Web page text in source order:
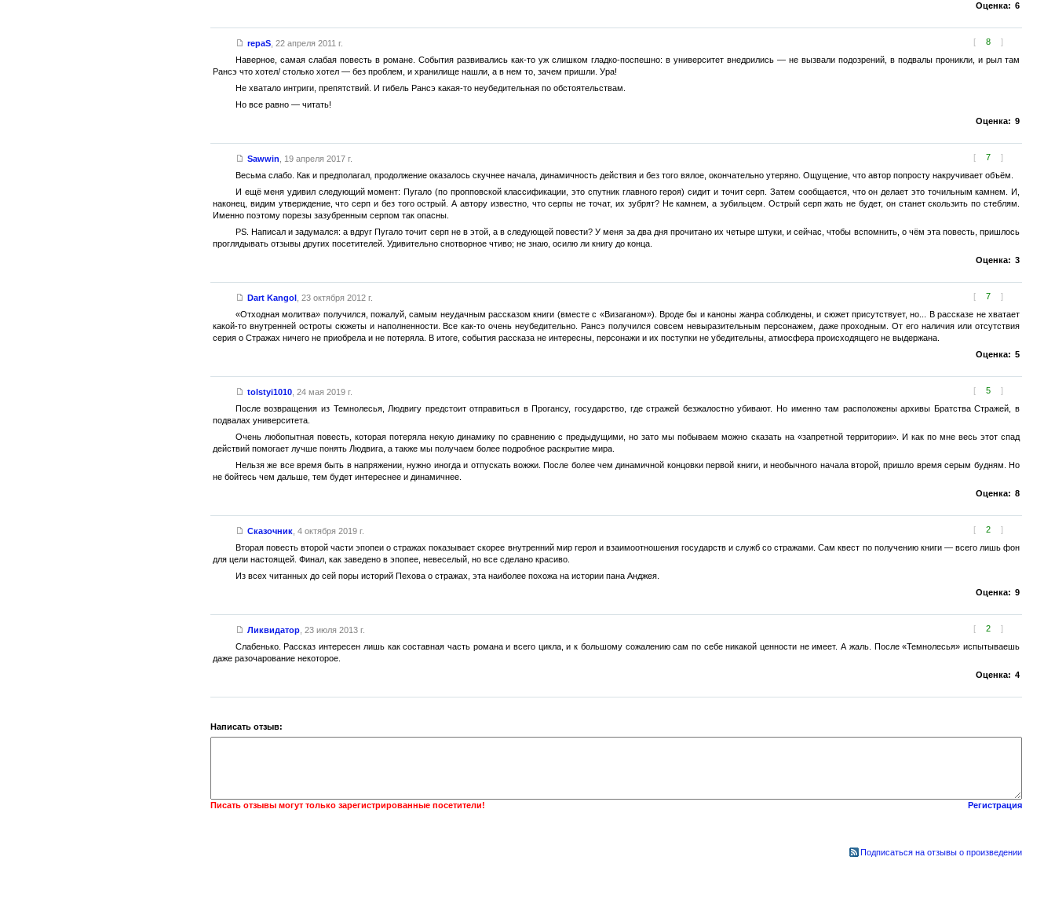
Оценка: 6
[ 8 ]
repaS, 22 апреля 2011 г.
Наверное, самая слабая повесть в романе. События развивались как-то уж слишком гладко-поспешно: в университет внедрились — не вызвали подозрений, в подвалы проникли, и рыл там
Рансэ что хотел/ столько хотел — без проблем, и хранилище нашли, а в нем то, зачем пришли. Ура!
Не хватало интриги, препятствий. И гибель Рансэ какая-то неубедительная по обстоятельствам.
Но все равно — читать!
Оценка: 9
[ 7 ]
Sawwin
19 апреля 2017 г.
Весьма слабо. Как и предполагал, продолжение оказалось скучнее начала, динамичность действия и без того вялое, окончательно утеряно. Ощущение, что автор попросту накручивает объём.
И ещё меня удивил следующий момент: Пугало (по пропповской классификации, это спутник главного героя) сидит и точит серп. Затем сообщается, что он делает это точильным камнем. И,
наконец, видим утверждение, что серп и без того острый. А автору известно, что серпы не точат, их зубрят? Не камнем, а зубильцем. Острый серп жать не будет, он станет скользить по стеблям.
Именно поэтому порезы зазубренным серпом так опасны.
PS. Написал и задумался: а вдруг Пугало точит серп не в этой, а в следующей повести? У меня за два дня прочитано их четыре штуки, и сейчас, чтобы вспомнить, о чём эта повесть, пришлось
проглядывать отзывы других посетителей. Удивительно снотворное чтиво; не знаю, осилю ли книгу до конца.
Оценка: 3
[ 7 ]
Dart Kangol, 23 октября 2012 г.
«Отходная молитва» получился, пожалуй, самым неудачным рассказом книги (вместе с «Визаганом»). Вроде бы и каноны жанра соблюдены, и сюжет присутствует, но... В рассказе не хватает
какой-то внутренней остроты сюжеты и наполненности. Все как-то очень неубедительно. Рансэ получился совсем невыразительным персонажем, даже проходным. От его наличия или отсутствия
серия о Стражах ничего не приобрела и не потеряла. В итоге, события рассказа не интересны, персонажи и их поступки не убедительны, атмосфера происходящего не выдержана.
Оценка: 5
[ 5 ]
tolstyi1010, 24 мая 2019 г.
После возвращения из Темнолесья, Людвигу предстоит отправиться в Прогансу, государство, где стражей безжалостно убивают. Но именно там расположены архивы Братства Стражей, в
подвалах университета.
Очень любопытная повесть, которая потеряла некую динамику по сравнению с предыдущими, но зато мы побываем можно сказать на «запретной территории». И как по мне весь этот спад
действий помогает лучше понять Людвига, а также мы получаем более подробное раскрытие мира.
Нельзя же все время быть в напряжении, нужно иногда и отпускать вожжи. После более чем динамичной концовки первой книги, и необычного начала второй, пришло время серым будням. Но
не бойтесь чем дальше, тем будет интереснее и динамичнее.
Оценка: 8
[ 2 ]
Сказочник, 4 октября 2019 г.
Вторая повесть второй части эпопеи о стражах показывает скорее внутренний мир героя и взаимоотношения государств и служб со стражами. Сам квест по получению книги — всего лишь фон
для цели настоящей. Финал, как заведено в эпопее, невеселый, но все сделано красиво.
Из всех читанных до сей поры историй Пехова о стражах, эта наиболее похожа на истории пана Анджея.
Оценка: 9
[ 2 ]
Ликвидатор, 23 июля 2013 г.
Слабенько. Рассказ интересен лишь как составная часть романа и всего цикла, и к большому сожалению сам по себе никакой ценности не имеет. А жаль. После «Темнолесья» испытываешь
даже разочарование некоторое.
Оценка: 4
Написать отзыв:
Писать отзывы могут только зарегистрированные посетители! Регистрация
Подписаться на отзывы о произведении